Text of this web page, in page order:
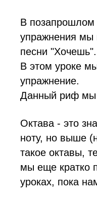
В позапрошлом
упражнения мы
песни "Хочешь".
В этом уроке
упражнение.
Данный риф мы
Октава - это
ноту, но выше
такое октавы,
мы еще кратко
уроках, пока